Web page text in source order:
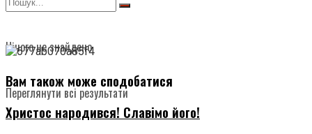
Нічого не знайдено
Переглянути всі результати
Вам також може сподобатися
Христос народився! Славімо його!